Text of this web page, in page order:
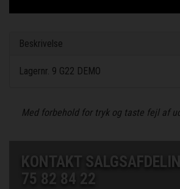
Beskrivelse
Lagernr. 9 G22 DEMO
Med forbehold for tryk og taste fejl af
KONTAKT
75 82 84 22